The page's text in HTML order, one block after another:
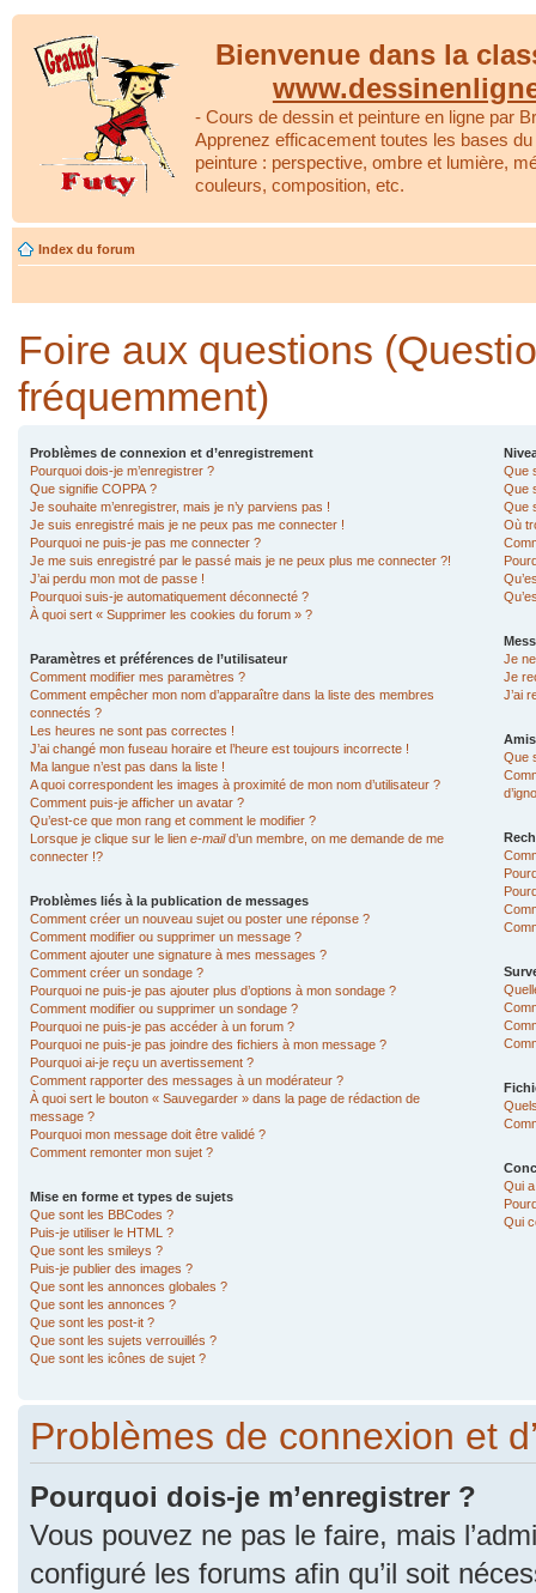
Bienvenue dans la
- Cours de dessin et peinture en ligne par
Apprenez efficacement toutes les bases
peinture : perspective, ombre et lumière,
couleurs, composition, etc.
Index du forum
Foire aux questions
fréquemment)
Problèmes de connexion et d’enregistrement
Pourquoi dois-je m’enregistrer ?
Que signifie COPPA ?
Je souhaite m’enregistrer, mais je n’y parviens pas !
Je suis enregistré mais je ne peux pas me connecter !
Pourquoi ne puis-je pas me connecter ?
Je me suis enregistré par le passé mais je ne peux plus me connecter ?!
J’ai perdu mon mot de passe !
Pourquoi suis-je automatiquement déconnecté ?
À quoi sert « Supprimer les cookies du forum » ?
Paramètres et préférences de l’utilisateur
Comment modifier mes paramètres ?
Comment empêcher mon nom d’apparaître dans la liste des membres
connectés ?
Les heures ne sont pas correctes !
J’ai changé mon fuseau horaire et l’heure est toujours incorrecte !
Ma langue n’est pas dans la liste !
A quoi correspondent les images à proximité de mon nom d’utilisateur ?
Comment puis-je afficher un avatar ?
Qu’est-ce que mon rang et comment le modifier ?
Lorsque je clique sur le lien e-maild’un membre, on me demande de me
connecter !?
Problèmes liés à la publication de messages
Comment créer un nouveau sujet ou poster une réponse ?
Comment modifier ou supprimer un message ?
Comment ajouter une signature à mes messages ?
Comment créer un sondage ?
Pourquoi ne puis-je pas ajouter plus d’options à mon sondage ?
Comment modifier ou supprimer un sondage ?
Pourquoi ne puis-je pas accéder à un forum ?
Pourquoi ne puis-je pas joindre des fichiers à mon message ?
Pourquoi ai-je reçu un avertissement ?
Comment rapporter des messages à un modérateur ?
À quoi sert le bouton « Sauvegarder » dans la page de rédaction de
message ?
Pourquoi mon message doit être validé ?
Comment remonter mon sujet ?
Mise en forme et types de sujets
Que sont les BBCodes ?
Puis-je utiliser le HTML ?
Que sont les smileys ?
Puis-je publier des images ?
Que sont les annonces globales ?
Que sont les annonces ?
Que sont les post-it ?
Que sont les sujets verrouillés ?
Que sont les icônes de sujet ?
Que
Que
Que
Où
Je
Je
J’ai
Que
Qui
Qui
Problèmes de connexion et
Pourquoi dois-je m’enregistrer ?
Vous pouvez ne pas le faire, mais
configuré les forums afin qu’il soit